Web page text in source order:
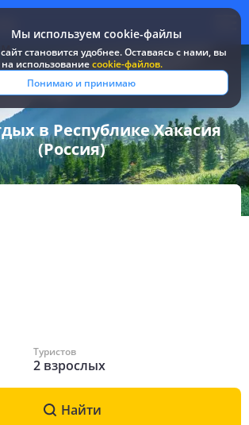
Мы используем cookie-файлы
становится удобнее. Оставаясь c нами, вы
использованиеcookie-файлов.
Понимаю и принимаю
/ Россия / в Республике Хакасия
в Республике Хакасия
(Россия)
Туристов
2 взрослых
Найти